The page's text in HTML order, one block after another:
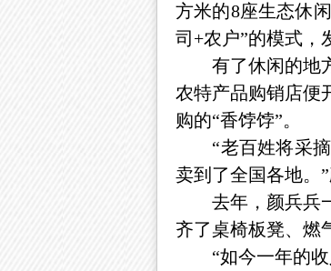
方米的8座生态休
司+农户”的模式，
有了休闲的地方
农特产品购销店便
购的“香饽饽”。
“老百姓将采摘
卖到了全国各地。”
去年，颜兵兵一
齐了桌椅板凳、燃
“如今一年的收